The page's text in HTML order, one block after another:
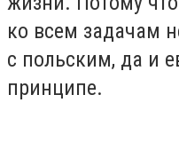
ко всем задачам
с польским, да и
принципе.